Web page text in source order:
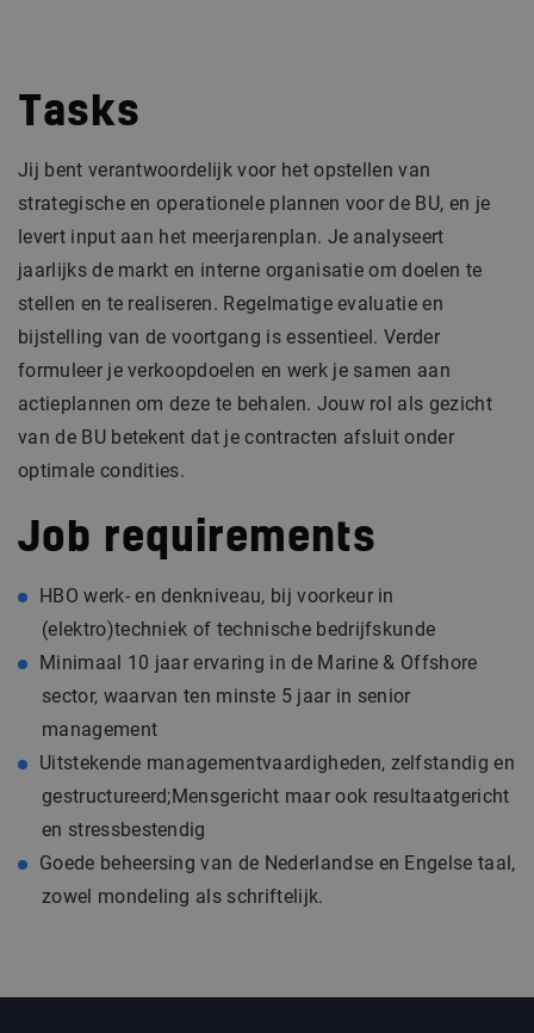
Tasks
Jij bent verantwoordelijk voor het opstellen van
strategische en operationele plannen voor de BU, en je
levert input aan het meerjarenplan. Je analyseert
jaarlijks de markt en interne organisatie om doelen te
stellen en te realiseren. Regelmatige evaluatie en
bijstelling van de voortgang is essentieel. Verder
formuleer je verkoopdoelen en werk je samen aan
actieplannen om deze te behalen. Jouw rol als gezicht
van de BU betekent dat je contracten afsluit onder
optimale condities.
Job requirements
HBO werk- en denkniveau, bij voorkeur in
(elektro)techniek of technische bedrijfskunde
Minimaal 10 jaar ervaring in de Marine & Offshore
sector, waarvan ten minste 5 jaar in senior
management
Uitstekende managementvaardigheden, zelfstandig en
gestructureerd;Mensgericht maar ook resultaatgericht
en stressbestendig
Goede beheersing van de Nederlandse en Engelse taal,
zowel mondeling als schriftelijk.